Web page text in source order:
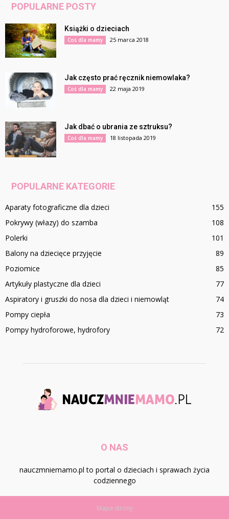
POPULARNE POSTY
Książki o dzieciach
Coś dla mamy 25 marca 2018
Jak często prać ręcznik niemowlaka?
Coś dla mamy 22 maja 2019
Jak dbać o ubrania ze sztruksu?
Coś dla mamy 18 listopada 2019
POPULARNE KATEGORIE
Aparaty fotograficzne dla dzieci
155
Pokrywy (włazy) do szamba
108
Polerki
101
Balony na dziecięce przyjęcie
89
Poziomice
85
Artykuły plastyczne dla dzieci
77
Aspiratory i gruszki do nosa dla dzieci i niemowląt
74
Pompy ciepła
73
Pompy hydroforowe, hydrofory
72
O NAS
nauczmniemamo.pl to portal o dzieciach i sprawach życia
codziennego
Mapa strony